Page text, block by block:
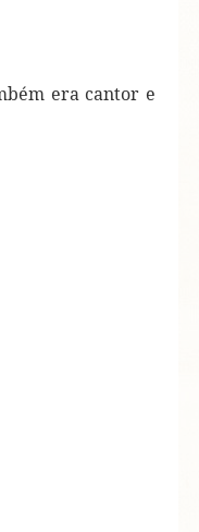
era cantor e